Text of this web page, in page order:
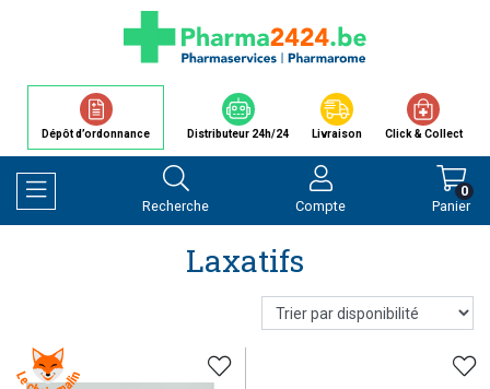
Dépôt d’ordonnance Distributeur 24h/24 Livraison Click & Collect
Afficher la navigation
Recherche Compte Panier
0
Laxatifs